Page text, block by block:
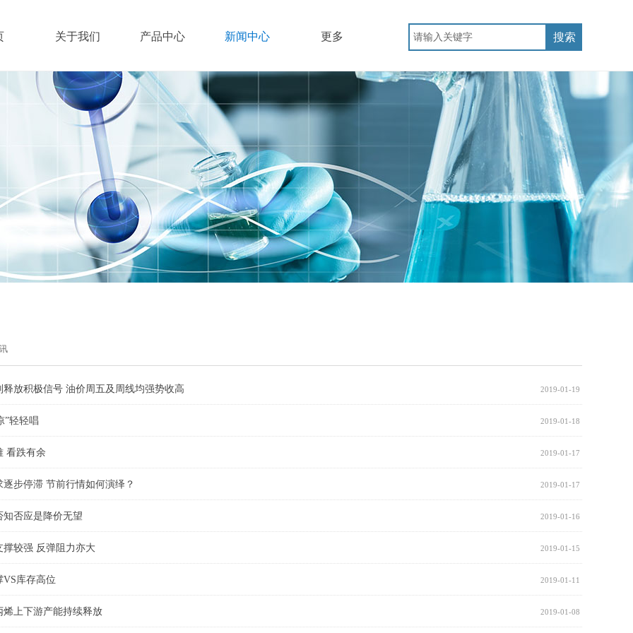
关于我们 产品中心 新闻中心 更多 搜索
释放积极信号 油价周五及周线均强势收高 2019-01-19
”轻轻唱 2019-01-18
看跌有余 2019-01-17
步停滞 节前行情如何演绎？ 2019-01-17
知否应是降价无望 2019-01-16
撑较强 反弹阻力亦大 2019-01-15
VS库存高位 2019-01-11
烯上下游产能持续释放 2019-01-08